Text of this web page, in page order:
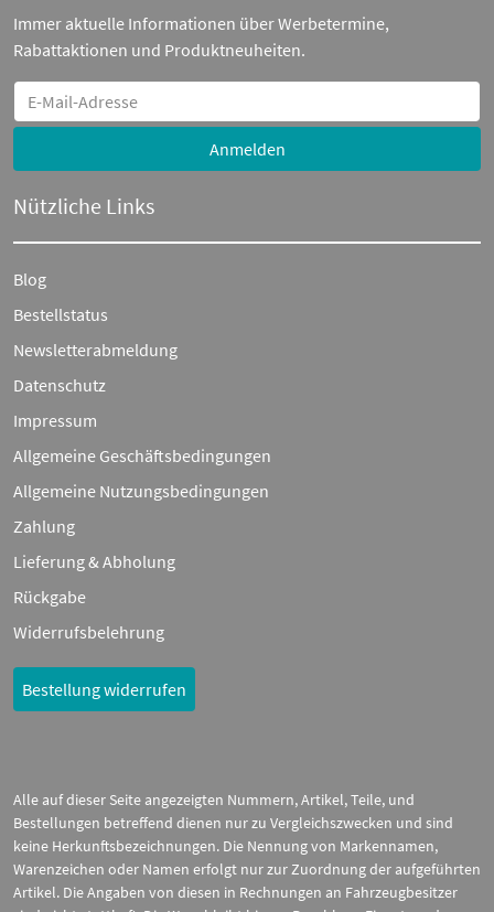
Immer aktuelle Informationen über Werbetermine,
Rabattaktionen und Produktneuheiten.
Anmelden
Nützliche Links
Blog
Bestellstatus
Newsletterabmeldung
Datenschutz
Impressum
Allgemeine Geschäftsbedingungen
Allgemeine Nutzungsbedingungen
Zahlung
Lieferung & Abholung
Rückgabe
Widerrufsbelehrung
Bestellung widerrufen
Alle auf dieser Seite angezeigten Nummern, Artikel, Teile, und
Bestellungen betreffend dienen nur zu Vergleichszwecken und sind
keine Herkunftsbezeichnungen. Die Nennung von Markennamen,
Warenzeichen oder Namen erfolgt nur zur Zuordnung der aufgeführten
Artikel. Die Angaben von diesen in Rechnungen an Fahrzeugbesitzer